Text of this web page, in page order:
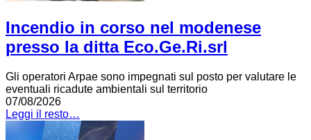
Incendio in corso nel modenese
presso la ditta Eco.Ge.Ri.srl
Gli operatori Arpae sono impegnati sul posto per valutare le
eventuali ricadute ambientali sul territorio
07/08/2026
Leggi il resto…